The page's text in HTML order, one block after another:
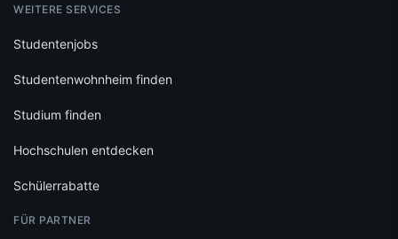
WEITERE SERVICES
Studentenjobs
Studentenwohnheim finden
Studium finden
Hochschulen entdecken
Schülerrabatte
FÜR PARTNER